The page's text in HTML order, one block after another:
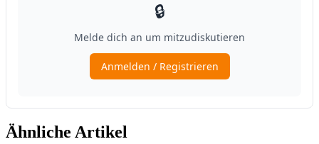
Ähnliche Artikel